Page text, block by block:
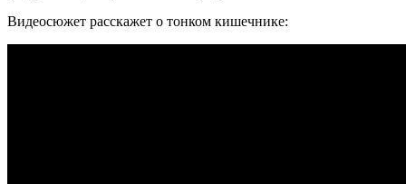
Видеосюжет расскажет о тонком кишечнике: